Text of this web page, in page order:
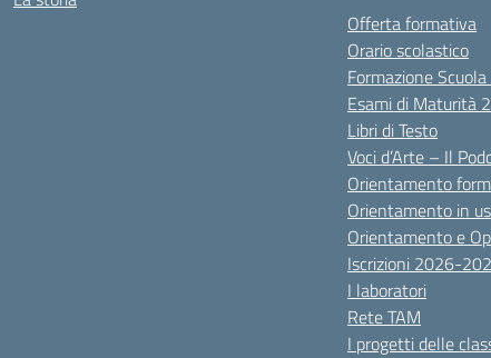
Offerta formativa
Orario scolastico
Formazione
Esami di Maturità
Libri di Testo
Voci d’Arte – Il
Orientamento
Orientamento in
Orientamento e
Iscrizioni 2026-
I laboratori
Rete TAM
I progetti delle